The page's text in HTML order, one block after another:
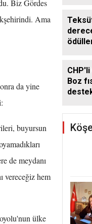
Biz Gördes
Ama
da yine
buyursun
de meydanı
vereceğiz hem
ülke
Boz